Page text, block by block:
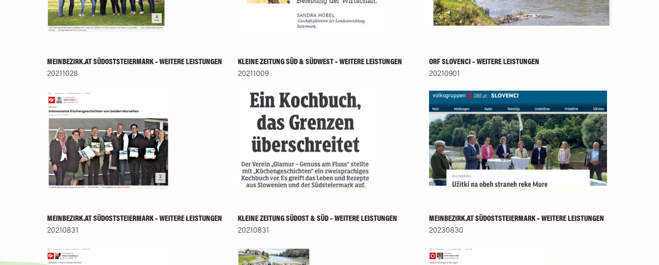
MEINBEZIRK.AT SÜDOSTSTEIERMARK – WEITERE LEISTUNGEN
20211028
KLEINE ZEITUNG SÜD & SÜDWEST – WEITERE LEISTUNGEN
20211009
ORF SLOVENCI – WEITERE LEISTUNGEN
20210901
MEINBEZIRK.AT SÜDOSTSTEIERMARK – WEITERE LEISTUNGEN
20210831
KLEINE ZEITUNG SÜDOST & SÜD – WEITERE LEISTUNGEN
20210831
MEINBEZIRK.AT SÜDOSTSTEIERMARK – WEITERE LEISTUNGEN
20230830